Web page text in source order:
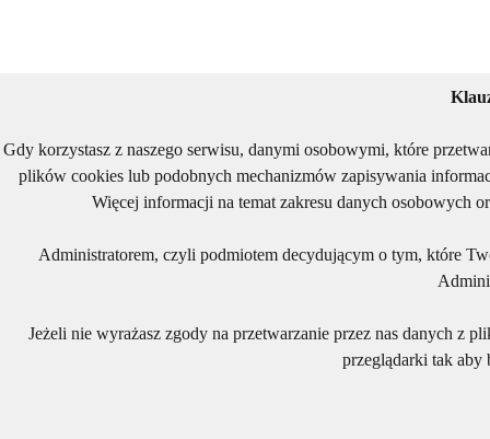
Gdy korzystasz z naszego serwisu, danymi osobowymi, które
plików cookies lub podobnych mechanizmów zapisywania
Więcej informacji na temat zakresu danych osobowych
Administratorem, czyli podmiotem decydującym o tym, które
Jeżeli nie wyrażasz zgody na przetwarzanie przez nas danych z
przeglądarki tak aby